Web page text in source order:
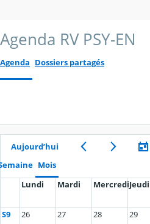
Agenda RV PSY-EN
Agenda Dossiers partagés
Aujourd’hui
Mois
Lundi
Mardi MercrediJeudi
S9 26 27 28 29